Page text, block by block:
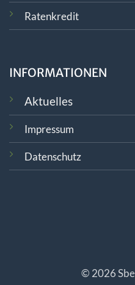
Ratenkredit
INFORMATIONEN
Aktuelles
Impressum
Datenschutz
© 2026